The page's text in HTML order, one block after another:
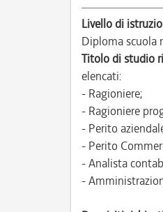
Livello di
Diploma scuola
Titolo di studio
elencati:
- Ragioniere;
- Ragioniere
- Perito
- Perito
- Analista
-